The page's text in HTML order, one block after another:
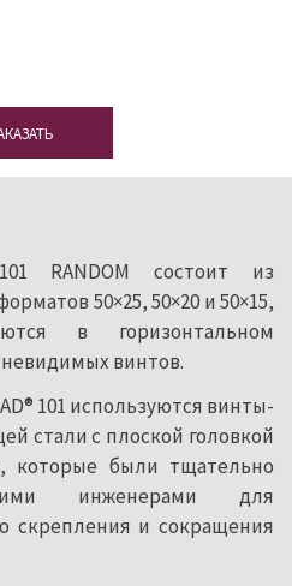
RANDOM состоит из
50×25, 50×20 и 50×15,
в горизонтальном
винтов.
101 используются винты-
стали с плоской головкой
которые были тщательно
инженерами для
скрепления и сокращения